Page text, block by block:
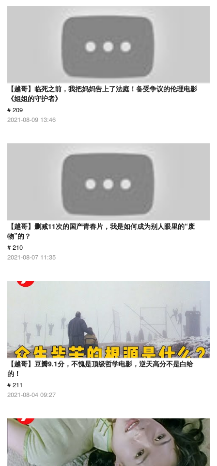
【越哥】临死之前，我把妈妈告上了法庭！备受争议的伦理电影
《姐姐的守护者》
# 209
2021-08-09 13:46
【越哥】删减11次的国产青春片，我是如何成为别人眼里的“废
物”的？
# 210
2021-08-07 11:35
【越哥】豆瓣9.1分，不愧是顶级哲学电影，逆天高分不是白给
的！
# 211
2021-08-04 09:27